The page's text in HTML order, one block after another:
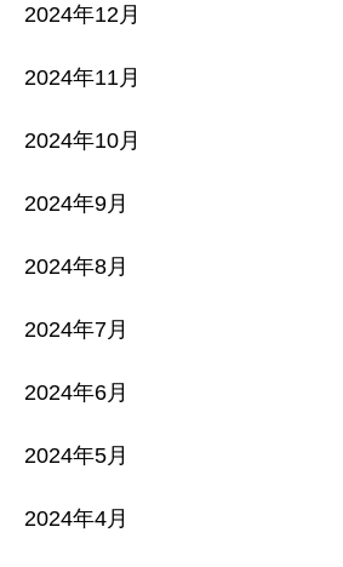
2024年12月
2024年11月
2024年10月
2024年9月
2024年8月
2024年7月
2024年6月
2024年5月
2024年4月